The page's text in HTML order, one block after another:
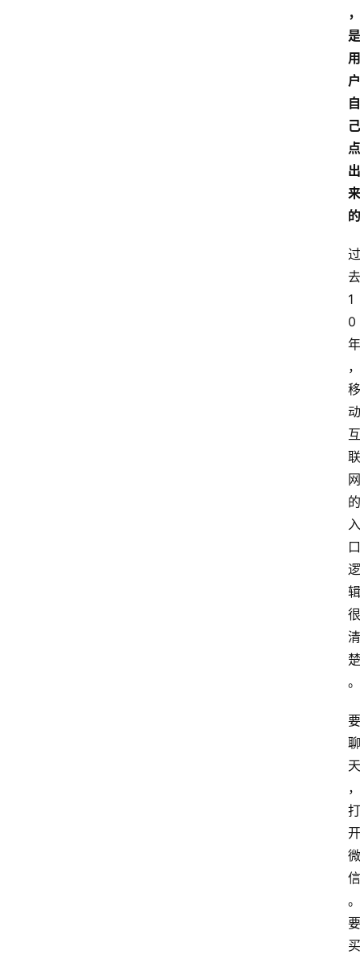
，
是
用
户
自
己
点
出
来
的
过
去
1
0
年
，
移
动
互
联
网
的
入
口
逻
辑
很
清
楚
。
要
聊
天
，
打
开
微
信
。
要
买